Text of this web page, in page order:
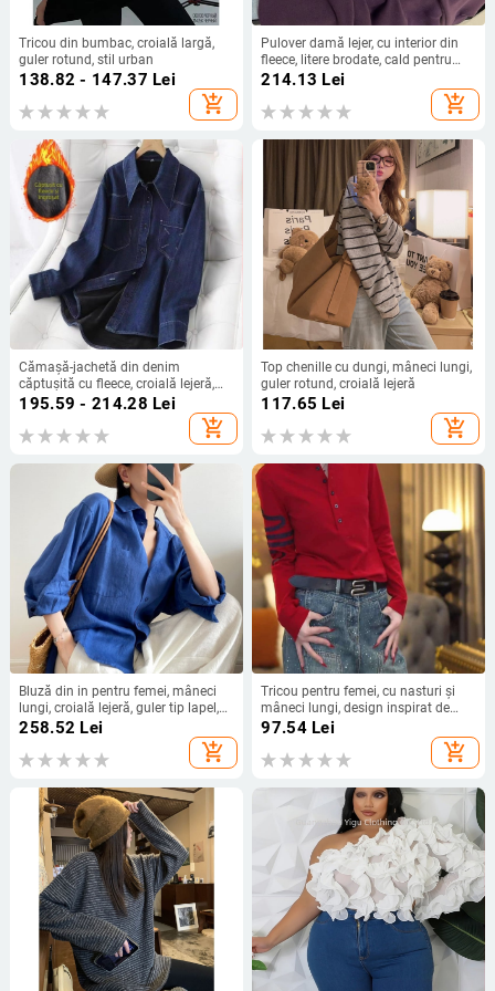
Tricou din bumbac, croială largă,
guler rotund, stil urban
138.82 - 147.37 Lei
add_shopping_cart
Pulover damă lejer, cu interior din
fleece, litere brodate, cald pentru
toamnă–iarna
214.13 Lei
add_shopping_cart
Cămașă-jachetă din denim
căptușită cu fleece, croială lejeră,
albastru deschis vintage, casual
195.59 - 214.28 Lei
add_shopping_cart
Top chenille cu dungi, mâneci lungi,
guler rotund, croială lejeră
117.65 Lei
add_shopping_cart
Bluză din in pentru femei, mâneci
lungi, croială lejeră, guler tip lapel,
nasturi pe față, vară 2025
258.52 Lei
add_shopping_cart
Tricou pentru femei, cu nasturi și
mâneci lungi, design inspirat de
Anul Calului, primăvară 2026,
croială lejeră, alungirea siluetei, top
exterior
97.54Lei
add_shopping_cart